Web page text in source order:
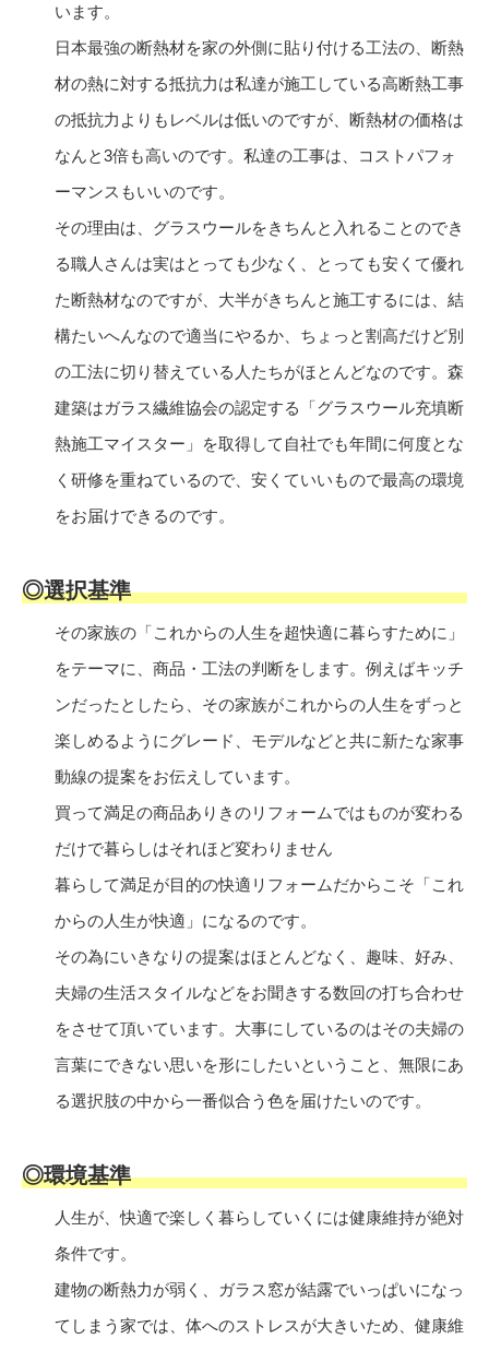
います。
日本最強の断熱材を家の外側に貼り付ける工法の、断熱
材の熱に対する抵抗力は私達が施工している高断熱工事
の抵抗力よりもレベルは低いのですが、断熱材の価格は
なんと3倍も高いのです。私達の工事は、コストパフォ
ーマンスもいいのです。
その理由は、グラスウールをきちんと入れることのでき
る職人さんは実はとっても少なく、とっても安くて優れ
た断熱材なのですが、大半がきちんと施工するには、結
構たいへんなので適当にやるか、ちょっと割高だけど別
の工法に切り替えている人たちがほとんどなのです。森
建築はガラス繊維協会の認定する「グラスウール充填断
熱施工マイスター」を取得して自社でも年間に何度とな
く研修を重ねているので、安くていいもので最高の環境
をお届けできるのです。
◎選択基準
その家族の「これからの人生を超快適に暮らすために」
をテーマに、商品・工法の判断をします。例えばキッチ
ンだったとしたら、その家族がこれからの人生をずっと
楽しめるようにグレード、モデルなどと共に新たな家事
動線の提案をお伝えしています。
買って満足の商品ありきのリフォームではものが変わる
だけで暮らしはそれほど変わりません
暮らして満足が目的の快適リフォームだからこそ「これ
からの人生が快適」になるのです。
その為にいきなりの提案はほとんどなく、趣味、好み、
夫婦の生活スタイルなどをお聞きする数回の打ち合わせ
をさせて頂いています。大事にしているのはその夫婦の
言葉にできない思いを形にしたいということ、無限にあ
る選択肢の中から一番似合う色を届けたいのです。
◎環境基準
人生が、快適で楽しく暮らしていくには健康維持が絶対
条件です。
建物の断熱力が弱く、ガラス窓が結露でいっぱいになっ
てしまう家では、体へのストレスが大きいため、健康維